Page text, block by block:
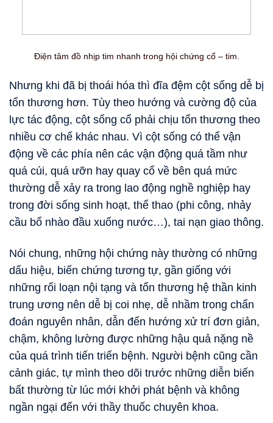
Điện tâm đồ nhịp tim nhanh trong hội chứng cổ – tim.
Nhưng khi đã bị thoái hóa thì đĩa đệm cột sống dễ bị
tổn thương hơn. Tùy theo hướng và cường độ của
lực tác động, cột sống cổ phải chịu tổn thương theo
nhiều cơ chế khác nhau. Vì cột sống có thể vận
động về các phía nên các vận động quá tầm như
quá cúi, quá ưỡn hay quay cổ về bên quá mức
thường dễ xảy ra trong lao động nghề nghiệp hay
trong đời sống sinh hoạt, thể thao (phi công, nhảy
cầu bổ nhào đầu xuống nước…), tai nạn giao thông.
Nói chung, những hội chứng này thường có những
dấu hiệu, biến chứng tương tự, gần giống với
những rối loạn nội tạng và tổn thương hệ thần kinh
trung ương nên dễ bị coi nhẹ, dễ nhầm trong chẩn
đoán nguyên nhân, dẫn đến hướng xử trí đơn giản,
chậm, không lường được những hậu quả nặng nề
của quá trình tiến triển bệnh. Người bệnh cũng cần
cảnh giác, tự mình theo dõi trước những diễn biến
bất thường từ lúc mới khởi phát bệnh và không
ngần ngại đến với thầy thuốc chuyên khoa.